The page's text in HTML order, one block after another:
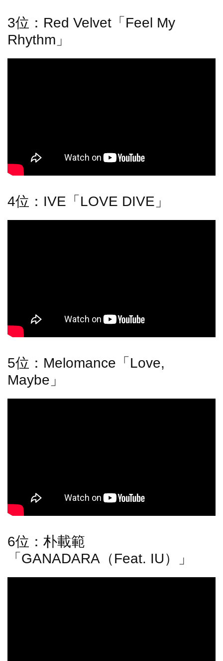
3位：Red Velvet「Feel My
Rhythm」
4位：IVE「LOVE DIVE」
5位：Melomance「Love,
Maybe」
6位：朴載範
「GANADARA（Feat. IU）」